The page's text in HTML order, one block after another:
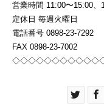
営業時間 11:00〜15:00、
定休日 毎週火曜日
電話番号 0898-23-7292
FAX 0898-23-7002